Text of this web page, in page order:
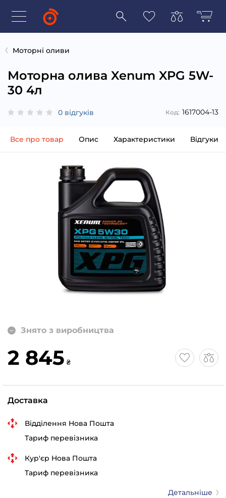
Моторні оливи
Моторна олива Xenum XPG 5W-
30 4л
0 відгуків Код: 1617004-13
Все про товар Опис Характеристики Відгуки
Знято з виробництва
2 845 ₴
Доставка
Відділення Нова Пошта
Тариф перевізника
Кур'єр Нова Пошта
Тариф перевізника
Детальніше